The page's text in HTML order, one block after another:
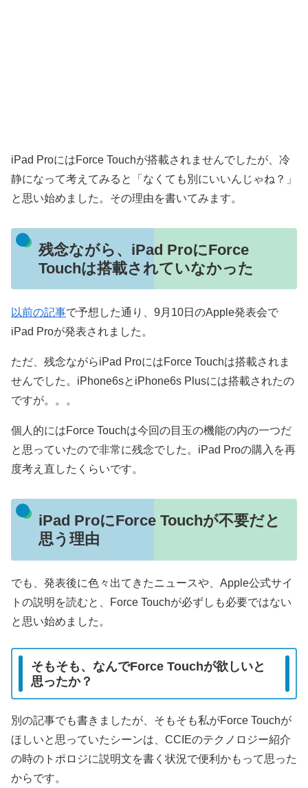
iPad ProにはForce Touchが搭載されませんでしたが、冷
静になって考えてみると「なくても別にいいんじゃね？」
と思い始めました。その理由を書いてみます。
残念ながら、iPad ProにForce
Touchは搭載されていなかった
以前の記事で予想した通り、9月10日のApple発表会で
iPad Proが発表されました。
ただ、残念ながらiPad ProにはForce Touchは搭載されま
せんでした。iPhone6sとiPhone6s Plusには搭載されたの
ですが。。。
個人的にはForce Touchは今回の目玉の機能の内の一つだ
と思っていたので非常に残念でした。iPad Proの購入を再
度考え直したくらいです。
iPad ProにForce Touchが不要だと
思う理由
でも、発表後に色々出てきたニュースや、Apple公式サイ
トの説明を読むと、Force Touchが必ずしも必要ではない
と思い始めました。
そもそも、なんでForce Touchが欲しいと
思ったか？
別の記事でも書きましたが、そもそも私がForce Touchが
ほしいと思っていたシーンは、CCIEのテクノロジー紹介
の時のトポロジに説明文を書く状況で便利かもって思った
からです。